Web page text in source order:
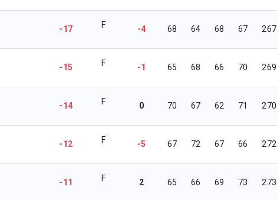
-17 F -4 68 64 68 67 267
-15 F -1 65 68 66 70 269
-14 F 0 70 67 62 71 270
-12 F -5 67 72 67 66 272
-11 F 2 65 66 69 73 273